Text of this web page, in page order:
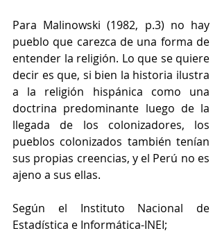
Para Malinowski (1982, p.3) no hay
pueblo que carezca de una forma de
entender la religión. Lo que se quiere
decir es que, si bien la historia ilustra
a la religión hispánica como una
doctrina predominante luego de la
llegada de los colonizadores, los
pueblos colonizados también tenían
sus propias creencias, y el Perú no es
ajeno a sus ellas.
Según el Instituto Nacional de
Estadística e Informática-INEI;